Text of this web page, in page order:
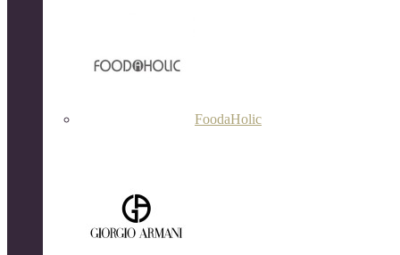
FoodaHolic